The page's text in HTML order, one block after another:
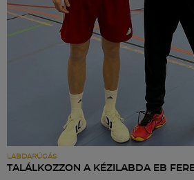
LABDARÚGÁS
TALÁLKOZZON A KÉZILABDA EB